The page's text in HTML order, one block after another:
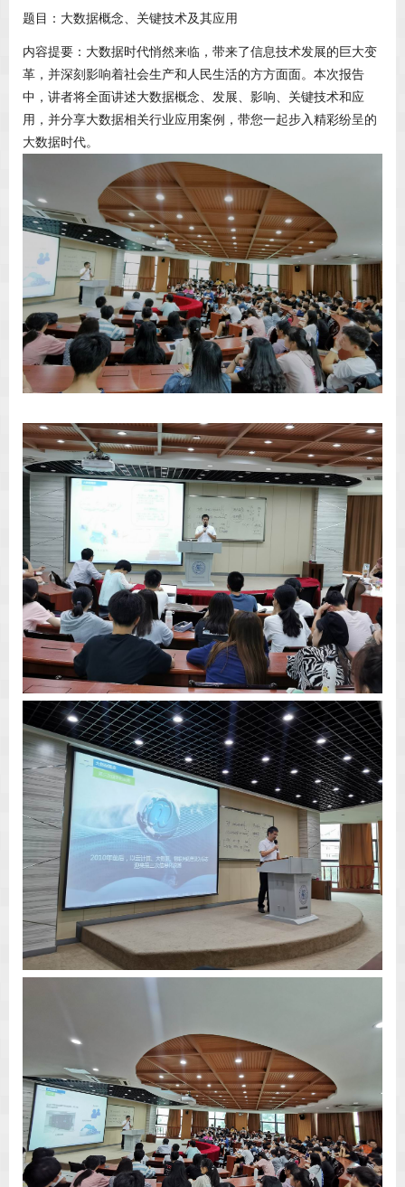
题目：大数据概念、关键技术及其应用
内容提要：大数据时代悄然来临，带来了信息技术发展的巨大变
革，并深刻影响着社会生产和人民生活的方方面面。本次报告
中，讲者将全面讲述大数据概念、发展、影响、关键技术和应
用，并分享大数据相关行业应用案例，带您一起步入精彩纷呈的
大数据时代。